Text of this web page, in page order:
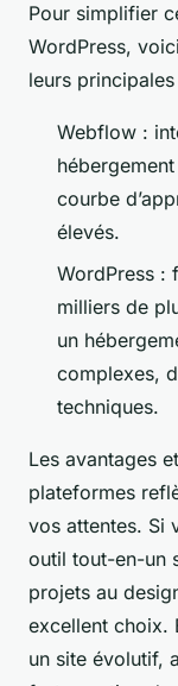
Pour simplifier
WordPress,
leurs
Webflow :
courbe
élevés.
WordPress :
milliers de
un
complexes,
techniques.
Les avantages
plateformes
vos attentes. Si
outil tout-en-un
projets au
excellent choix.
un site évolutif,